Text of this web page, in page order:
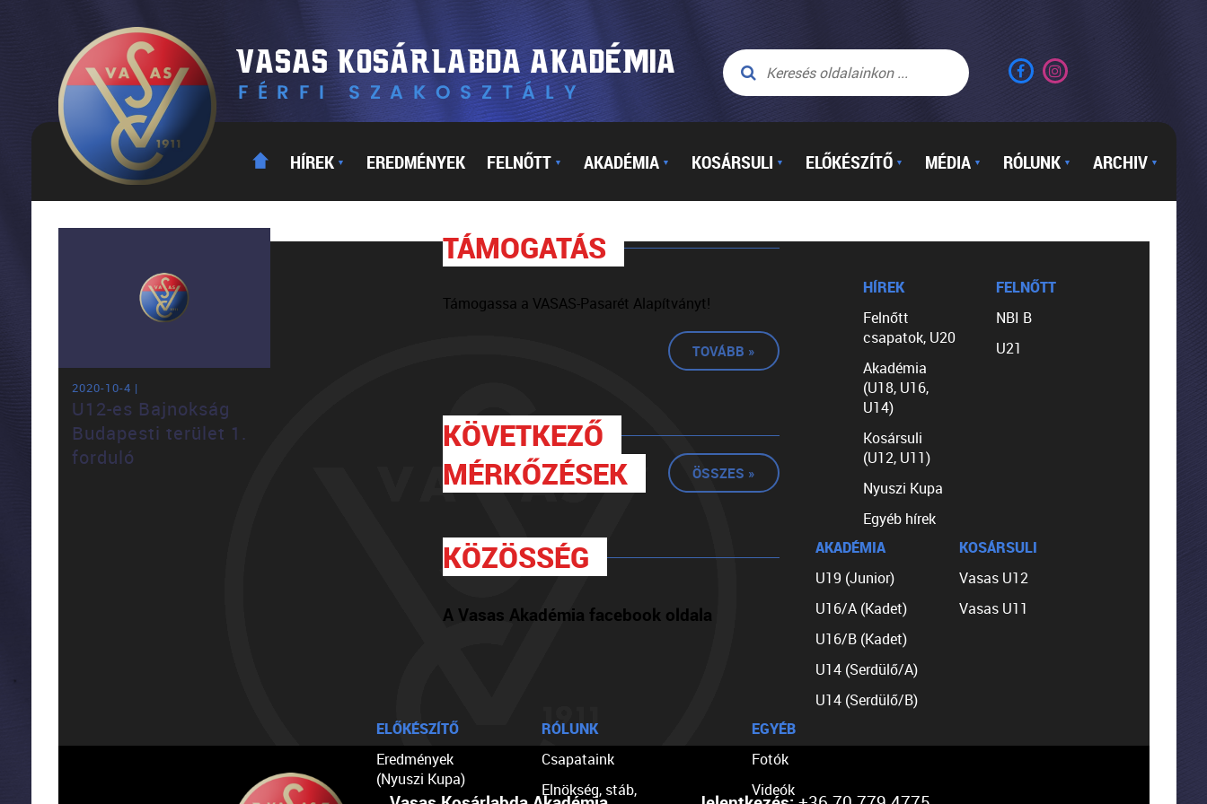
HÍREK ▼ EREDMÉNYEK FELNŐTT ▼ AKADÉMIA ▼ KOSÁRSULI ▼ ELŐKÉSZÍTŐ ▼ MÉDIA ▼ RÓLUNK ▼ ARCHIV ▼
2020-10-4 |
U12-es Bajnokság
Budapesti terület 1.
forduló
TÁMOGATÁS
Támogassa a VASAS-Pasarét Alapítványt!
TOVÁBB »
KÖVETKEZŐ
MÉRKŐZÉSEK
ÖSSZES »
KÖZÖSSÉG
A Vasas Akadémia facebook oldala
HÍREK
Felnőtt
csapatok, U20
Akadémia
(U18, U16,
U14)
Kosársuli
(U12, U11)
Nyuszi Kupa
Egyéb hírek
FELNŐTT
NBI B
U21
AKADÉMIA
U19 (Junior)
U16/A (Kadet)
U16/B (Kadet)
U14 (Serdülő/A)
U14 (Serdülő/B)
KOSÁRSULI
Vasas U12
Vasas U11
ELŐKÉSZÍTŐ
Eredmények
(Nyuszi Kupa)
RÓLUNK
Csapataink
Elnökség, stáb,
EGYÉB
Fotók
Videók